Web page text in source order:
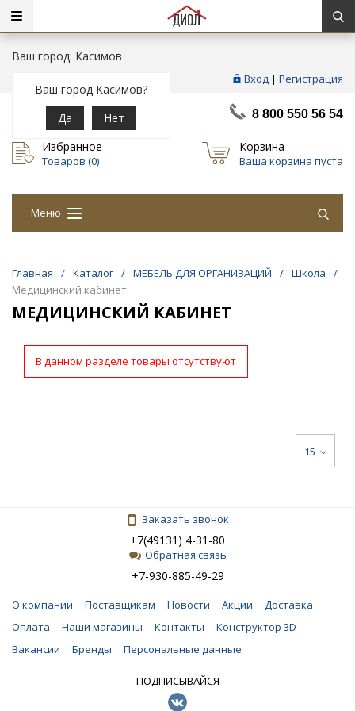
Ваш город: Касимов
Ваш город Касимов?
Да
Нет
Вход | Регистрация
8 800 550 56 54
Избранное
Товаров (0)
Корзина
Ваша корзина пуста
Меню
Главная / Каталог / МЕБЕЛЬ ДЛЯ ОРГАНИЗАЦИЙ / Школа
/
Медицинский кабинет
МЕДИЦИНСКИЙ КАБИНЕТ
В данном разделе товары отсутствуют
15
Заказать звонок
+7(49131) 4-31-80
Обратная связь
+7-930-885-49-29
О компании Поставщикам Новости Акции
Доставка
Оплата
Наши магазины Контакты
Конструктор 3D
Вакансии
Бренды Персональные данные
ПОДПИСЫВАЙСЯ